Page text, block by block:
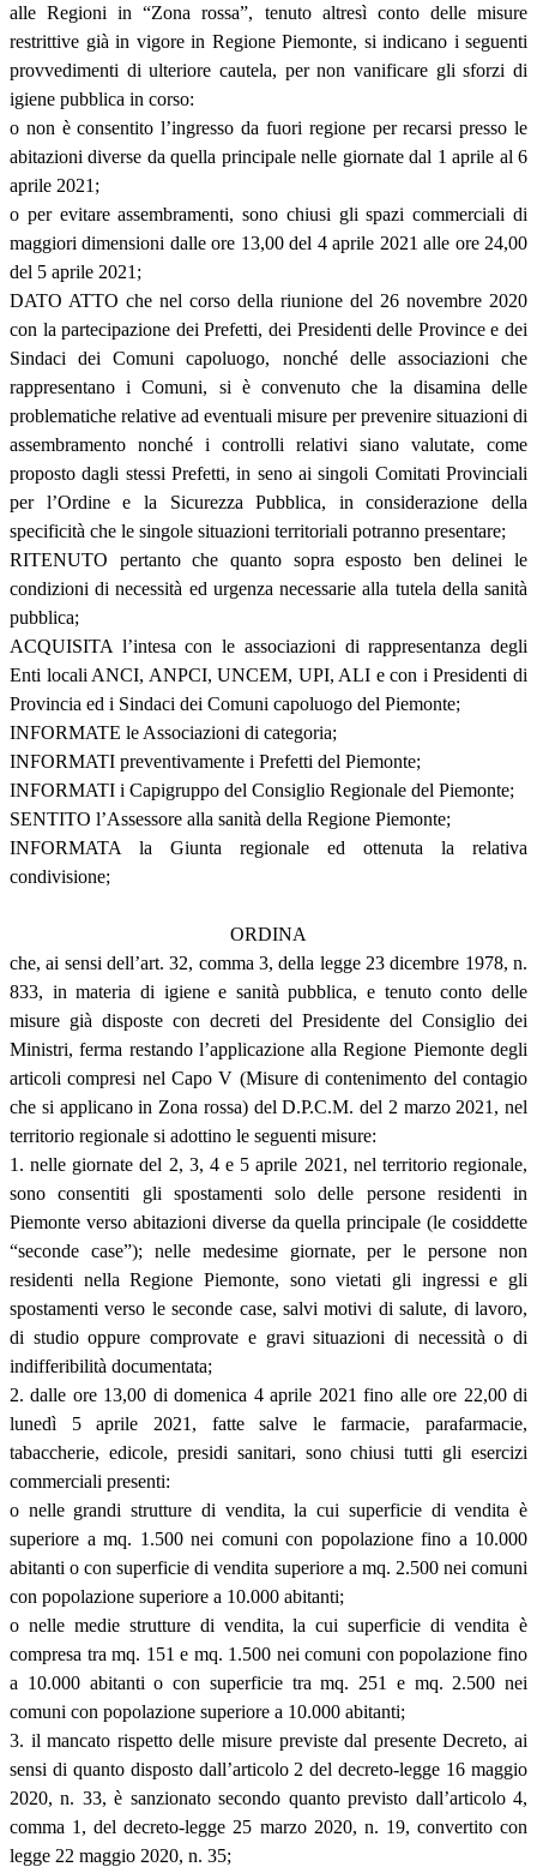
alle Regioni in “Zona rossa”, tenuto altresì conto delle misure
restrittive già in vigore in Regione Piemonte, si indicano i seguenti
provvedimenti di ulteriore cautela, per non vanificare gli sforzi di
igiene pubblica in corso:
o non è consentito l’ingresso da fuori regione per recarsi presso le
abitazioni diverse da quella principale nelle giornate dal 1 aprile al 6
aprile 2021;
o per evitare assembramenti, sono chiusi gli spazi commerciali di
maggiori dimensioni dalle ore 13,00 del 4 aprile 2021 alle ore 24,00
del 5 aprile 2021;
DATO ATTO che nel corso della riunione del 26 novembre 2020
con la partecipazione dei Prefetti, dei Presidenti delle Province e dei
Sindaci dei Comuni capoluogo, nonché delle associazioni che
rappresentano i Comuni, si è convenuto che la disamina delle
problematiche relative ad eventuali misure per prevenire situazioni di
assembramento nonché i controlli relativi siano valutate, come
proposto dagli stessi Prefetti, in seno ai singoli Comitati Provinciali
per l’Ordine e la Sicurezza Pubblica, in considerazione della
specificità che le singole situazioni territoriali potranno presentare;
RITENUTO pertanto che quanto sopra esposto ben delinei le
condizioni di necessità ed urgenza necessarie alla tutela della sanità
pubblica;
ACQUISITA l’intesa con le associazioni di rappresentanza degli
Enti locali ANCI, ANPCI, UNCEM, UPI, ALI e con i Presidenti di
Provincia ed i Sindaci dei Comuni capoluogo del Piemonte;
INFORMATE le Associazioni di categoria;
INFORMATI preventivamente i Prefetti del Piemonte;
INFORMATI i Capigruppo del Consiglio Regionale del Piemonte;
SENTITO l’Assessore alla sanità della Regione Piemonte;
INFORMATA la Giunta regionale ed ottenuta la relativa
condivisione;
ORDINA
che, ai sensi dell’art. 32, comma 3, della legge 23 dicembre 1978, n.
833, in materia di igiene e sanità pubblica, e tenuto conto delle
misure già disposte con decreti del Presidente del Consiglio dei
Ministri, ferma restando l’applicazione alla Regione Piemonte degli
articoli compresi nel Capo V (Misure di contenimento del contagio
che si applicano in Zona rossa) del D.P.C.M. del 2 marzo 2021, nel
territorio regionale si adottino le seguenti misure:
1. nelle giornate del 2, 3, 4 e 5 aprile 2021, nel territorio regionale,
sono consentiti gli spostamenti solo delle persone residenti in
Piemonte verso abitazioni diverse da quella principale (le cosiddette
“seconde case”); nelle medesime giornate, per le persone non
residenti nella Regione Piemonte, sono vietati gli ingressi e gli
spostamenti verso le seconde case, salvi motivi di salute, di lavoro,
di studio oppure comprovate e gravi situazioni di necessità o di
indifferibilità documentata;
2. dalle ore 13,00 di domenica 4 aprile 2021 fino alle ore 22,00 di
lunedì 5 aprile 2021, fatte salve le farmacie, parafarmacie,
tabaccherie, edicole, presidi sanitari, sono chiusi tutti gli esercizi
commerciali presenti:
o nelle grandi strutture di vendita, la cui superficie di vendita è
superiore a mq. 1.500 nei comuni con popolazione fino a 10.000
abitanti o con superficie di vendita superiore a mq. 2.500 nei comuni
con popolazione superiore a 10.000 abitanti;
o nelle medie strutture di vendita, la cui superficie di vendita è
compresa tra mq. 151 e mq. 1.500 nei comuni con popolazione fino
a 10.000 abitanti o con superficie tra mq. 251 e mq. 2.500 nei
comuni con popolazione superiore a 10.000 abitanti;
3. il mancato rispetto delle misure previste dal presente Decreto, ai
sensi di quanto disposto dall’articolo 2 del decreto-legge 16 maggio
2020, n. 33, è sanzionato secondo quanto previsto dall’articolo 4,
comma 1, del decreto-legge 25 marzo 2020, n. 19, convertito con
legge 22 maggio 2020, n. 35;